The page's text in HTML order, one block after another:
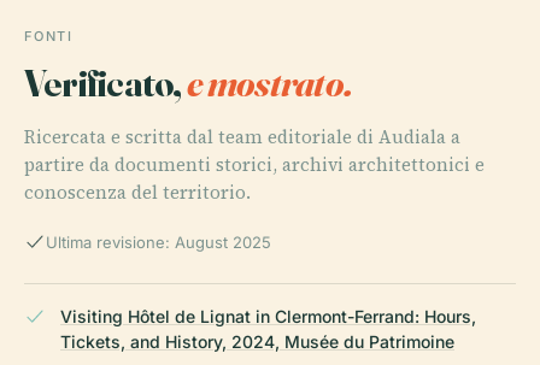
FONTI
Verificato,e mostrato.
Ricercata e scritta dal team editoriale di Audiala a
partire da documenti storici, archivi architettonici e
conoscenza del territorio.
Ultima revisione: August 2025
Visiting Hôtel de Lignat in Clermont-Ferrand: Hours,
Tickets, and History, 2024, Musée du Patrimoine